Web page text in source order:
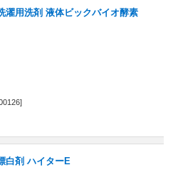
濯用洗剤 液体ビックバイオ酵素
白剤 ハイターE